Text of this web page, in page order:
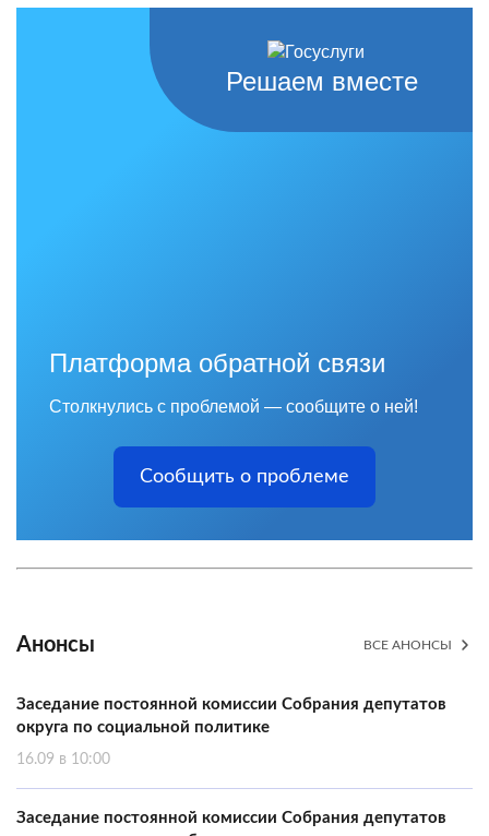
Решаем вместе
Платформа обратной связи
Столкнулись с проблемой — сообщите о ней!
Сообщить о проблеме
Анонсы ВСЕ АНОНСЫ
Заседание постоянной комиссии Собрания депутатов
округа по социальной политике
16.09 в 10:00
Заседание постоянной комиссии Собрания депутатов